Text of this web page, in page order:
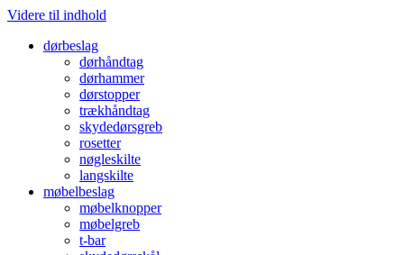
Videre til indhold
dørbeslag
dørhåndtag
dørhammer
dørstopper
trækhåndtag
skydedørsgreb
rosetter
nøgleskilte
langskilte
møbelbeslag
møbelknopper
møbelgreb
t-bar